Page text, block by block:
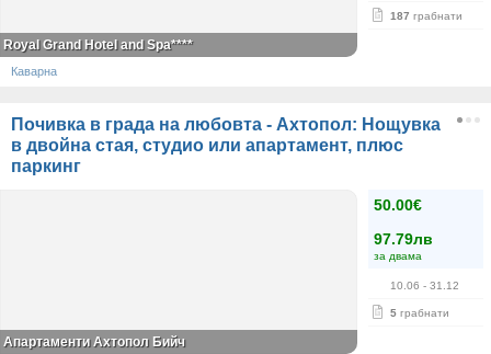
187 грабнати
Royal Grand Hotel and Spa****
Каварна
Почивка в града на любовта - Ахтопол: Нощувка
в двойна стая, студио или апартамент, плюс
паркинг
50.00€
97.79лв
за двама
10.06 - 31.12
5 грабнати
Апартаменти Ахтопол Бийч